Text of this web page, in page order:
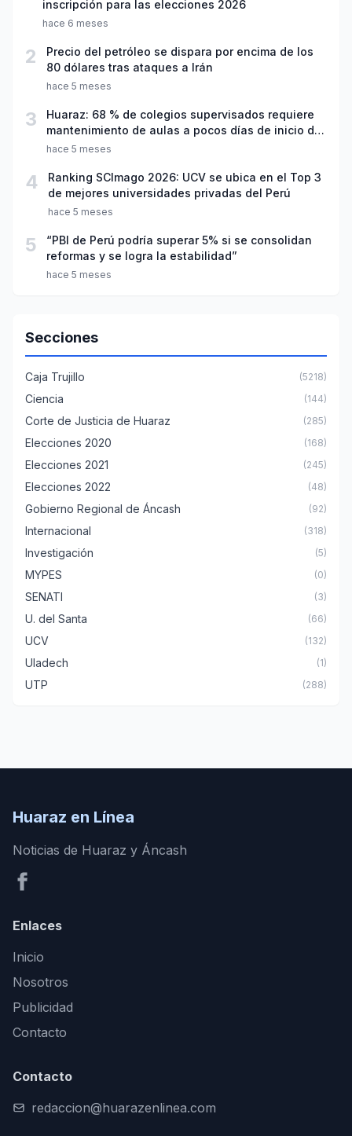
inscripción para las elecciones 2026
hace 6 meses
2
Precio del petróleo se dispara por encima de los
80 dólares tras ataques a Irán
hace 5 meses
3
Huaraz: 68 % de colegios supervisados requiere
mantenimiento de aulas a pocos días de inicio del
año escolar 2026
hace 5 meses
4
Ranking SCImago 2026: UCV se ubica en el Top 3
de mejores universidades privadas del Perú
hace 5 meses
5
“PBI de Perú podría superar 5% si se consolidan
reformas y se logra la estabilidad”
hace 5 meses
Secciones
Caja Trujillo (5218)
Ciencia (144)
Corte de Justicia de Huaraz (285)
Elecciones 2020 (168)
Elecciones 2021 (245)
Elecciones 2022 (48)
Gobierno Regional de Áncash (92)
Internacional (318)
Investigación (5)
MYPES (0)
SENATI (3)
U. del Santa (66)
UCV (132)
Uladech (1)
UTP (288)
Huaraz en Línea
Noticias de Huaraz y Áncash
Enlaces
Inicio
Nosotros
Publicidad
Contacto
Contacto
redaccion@huarazenlinea.com